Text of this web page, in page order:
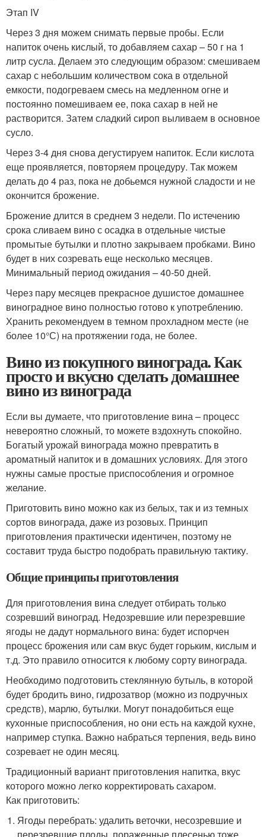
Этап IV
Через 3 дня можем снимать первые пробы. Если
напиток очень кислый, то добавляем сахар – 50 г на 1
литр сусла. Делаем это следующим образом: смешиваем
сахар с небольшим количеством сока в отдельной
емкости, подогреваем смесь на медленном огне и
постоянно помешиваем ее, пока сахар в ней не
растворится. Затем сладкий сироп выливаем в основное
сусло.
Через 3-4 дня снова дегустируем напиток. Если кислота
еще проявляется, повторяем процедуру. Так можем
делать до 4 раз, пока не добьемся нужной сладости и не
окончится брожение.
Брожение длится в среднем 3 недели. По истечению
срока сливаем вино с осадка в отдельные чистые
промытые бутылки и плотно закрываем пробками. Вино
будет в них созревать еще несколько месяцев.
Минимальный период ожидания – 40-50 дней.
Через пару месяцев прекрасное душистое домашнее
виноградное вино полностью готово к употреблению.
Хранить рекомендуем в темном прохладном месте (не
более 10°С) на протяжении года, не более.
Вино из покупного винограда. Как
просто и вкусно сделать домашнее
вино из винограда
Если вы думаете, что приготовление вина – процесс
невероятно сложный, то можете вздохнуть спокойно.
Богатый урожай винограда можно превратить в
ароматный напиток и в домашних условиях. Для этого
нужны самые простые приспособления и огромное
желание.
Приготовить вино можно как из белых, так и из темных
сортов винограда, даже из розовых. Принцип
приготовления практически идентичен, поэтому не
составит труда быстро подобрать правильную тактику.
Общие принципы приготовления
Для приготовления вина следует отбирать только
созревший виноград. Недозревшие или перезревшие
ягоды не дадут нормального вина: будет испорчен
процесс брожения или сам вкус будет горьким, кислым и
т.д. Это правило относится к любому сорту винограда.
Необходимо подготовить стеклянную бутыль, в которой
будет бродить вино, гидрозатвор (можно из подручных
средств), марлю, бутылки. Могут понадобиться еще
кухонные приспособления, но они есть на каждой кухне,
например ступка. Важно набраться терпения, ведь вино
созревает не один месяц.
Традиционный вариант приготовления напитка, вкус
которого можно легко корректировать сахаром.
Как приготовить:
Ягоды перебрать: удалить веточки, несозревшие и